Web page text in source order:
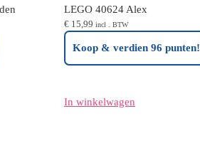
LEGO 40624 Alex
€ 15,99 incl . BTW
Koop & verdien 96 punten!
In winkelwagen